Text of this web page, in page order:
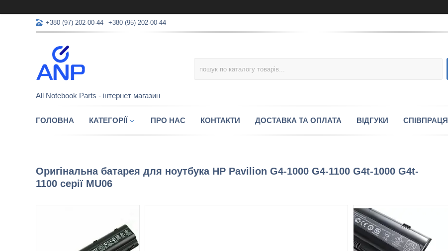
+380 (97) 202-00-44 +380 (95) 202-00-44
All Notebook Parts - інтернет магазин
ГОЛОВНА КАТЕГОРІЇ ПРО НАС КОНТАКТИ ДОСТАВКА ТА ОПЛАТА ВІДГУКИ СПІВПРАЦЯ
Оригінальна батарея для ноутбука HP Pavilion G4-1000 G4-1100 G4t-1000 G4t-
1100 серії MU06